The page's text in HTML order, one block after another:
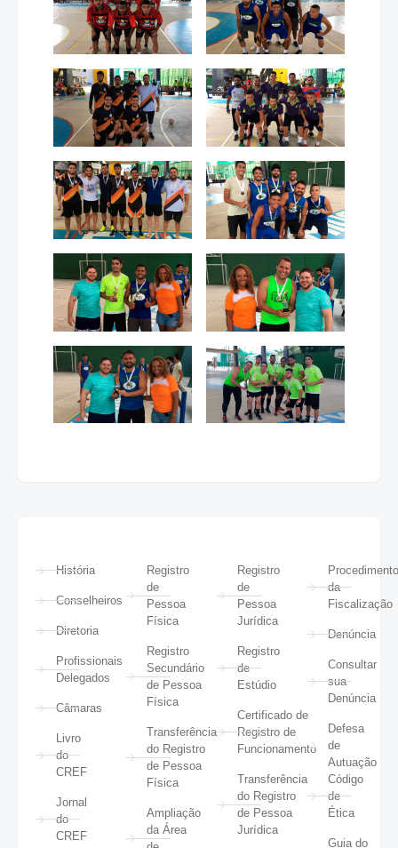
História
Conselheiros
Diretoria
Profissionais
Delegados
Câmaras
Livro
do
CREF
Jornal
do
CREF
Registro
de
Pessoa
Física
Registro
Secundário
de Pessoa
Física
Transferência
do Registro
de Pessoa
Física
Ampliação
da Área
Registro
de
Pessoa
Jurídica
Registro
de
Estúdio
Certificado de
Registro de
Funcionamento
Transferência
do Registro
de Pessoa
Jurídica
da
Fiscalização
Denúncia
Consultar
sua
Denúncia
Defesa
de
Autuação
Código
de
Ética
Guia do